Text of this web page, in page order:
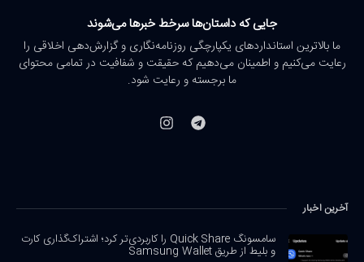
جایی که داستان‌ها سرخط خبرها می‌شوند
ما بالاترین استانداردهای یکپارچگی روزنامه‌نگاری و گزارش‌دهی اخلاقی را
رعایت می‌کنیم و اطمینان می‌دهیم که حقیقت و شفافیت در تمامی محتوای
ما برجسته و رعایت شود.
آخرین اخبار
سامسونگ Quick Share را کاربردی‌تر کرد؛ اشتراک‌گذاری کارت
و بلیط از طریق Samsung Wallet